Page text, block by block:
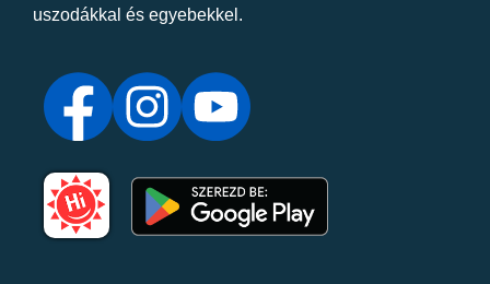
uszodákkal és egyebekkel.